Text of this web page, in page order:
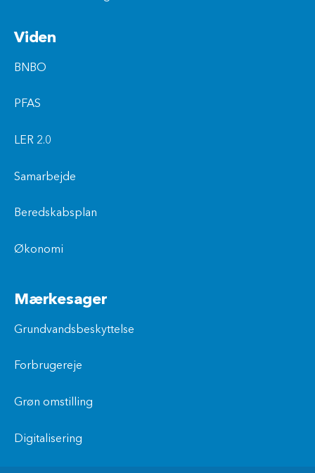
Viden
BNBO
PFAS
LER 2.0
Samarbejde
Beredskabsplan
Økonomi
Mærkesager
Grundvandsbeskyttelse
Forbrugereje
Grøn omstilling
Digitalisering